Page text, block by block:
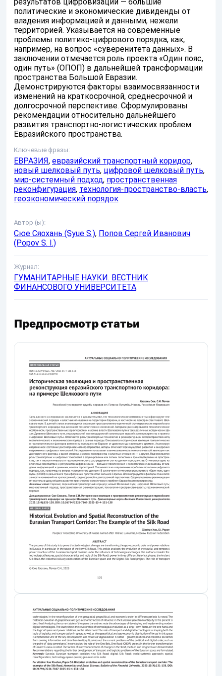
политические и экономические дивиденды от
владения информацией и данными, нежели
территорией. Указывается на современные
проблемы политико-цифрового порядка, как,
например, на вопрос «суверенитета данных». В
заключении отмечается роль проекта «Один пояс,
один путь» (ОПОП) в дальнейшей трансформации
пространства Большой Евразии.
Демонстрируются факторы взаимосвязанности
изменений на краткосрочной, среднесрочной и
долгосрочной перспективе. Сформулированы
рекомендации относительно дальнейшего
развития транспортно-логистических проблем
Евразийского пространства.
Ключевые фразы:
ЕВРАЗИЯ, евразийский транспортный коридор,
новый шелковый путь, цифровой шелковый путь,
мир-системный подход, пространственная
реконфигурация, технология-пространство-власть,
геоэкономический порядок
Автор (ы):
Сюе Сяохань (Syue S.), Попов Сергей Иванович
(Popov S. I.)
Журнал:
ГУМАНИТАРНЫЕ НАУКИ. ВЕСТНИК
ФИНАНСОВОГО УНИВЕРСИТЕТА
Предпросмотр статьи